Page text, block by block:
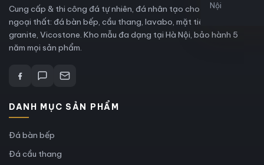
Nội
Cung cấp & thi công đá tự nhiên, đá nhân tạo cho nội thất và
ngoại thất: đá bàn bếp, cầu thang, lavabo, mặt tiền, marble,
granite, Vicostone. Kho mẫu đa dạng tại Hà Nội, bảo hành 5
năm mọi sản phẩm.
DANH MỤC SẢN PHẨM
Đá bàn bếp
Đá cầu thang